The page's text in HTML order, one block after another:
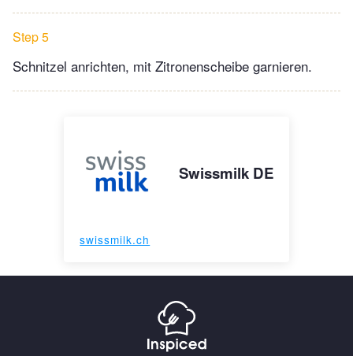
Step 5
Schnitzel anrichten, mit Zitronenscheibe garnieren.
Swissmilk DE
swissmilk.ch